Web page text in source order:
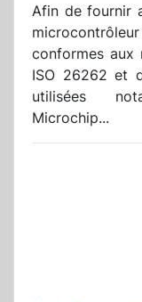
Afin de fournir
conformes aux
ISO 26262 et
utilisées
Microchip...